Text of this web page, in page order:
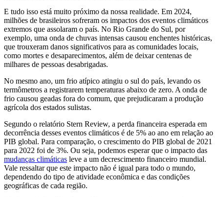
E tudo isso está muito próximo da nossa realidade. Em 2024,
milhões de brasileiros sofreram os impactos dos eventos climáticos
extremos que assolaram o país. No Rio Grande do Sul, por
exemplo, uma onda de chuvas intensas causou enchentes históricas,
que trouxeram danos significativos para as comunidades locais,
como mortes e desaparecimentos, além de deixar centenas de
milhares de pessoas desabrigadas.
No mesmo ano, um frio atípico atingiu o sul do país, levando os
termômetros a registrarem temperaturas abaixo de zero. A onda de
frio causou geadas fora do comum, que prejudicaram a produção
agrícola dos estados sulistas.
Segundo o relatório Stern Review, a perda financeira esperada em
decorrência desses eventos climáticos é de 5% ao ano em relação ao
PIB global. Para comparação, o crescimento do PIB global de 2021
para 2022 foi de 3%. Ou seja, podemos esperar que o impacto das
mudanças climáticas leve a um decrescimento financeiro mundial.
Vale ressaltar que este impacto não é igual para todo o mundo,
dependendo do tipo de atividade econômica e das condições
geográficas de cada região.